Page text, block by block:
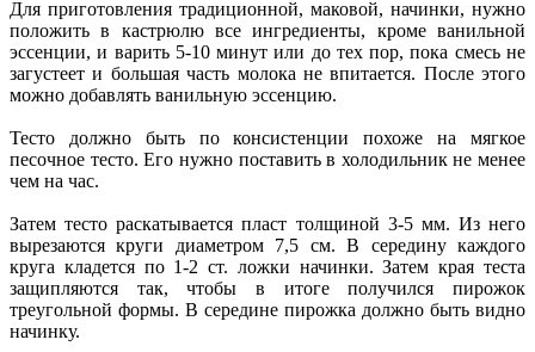
Для приготовления традиционной, маковой, начинки, нужно
положить в кастрюлю все ингредиенты, кроме ванильной
эссенции, и варить 5-10 минут или до тех пор, пока смесь не
загустеет и большая часть молока не впитается. После этого
можно добавлять ванильную эссенцию.
Тесто должно быть по консистенции похоже на мягкое
песочное тесто. Его нужно поставить в холодильник не менее
чем на час.
Затем тесто раскатывается пласт толщиной 3-5 мм. Из него
вырезаются круги диаметром 7,5 см. В середину каждого
круга кладется по 1-2 ст. ложки начинки. Затем края теста
защипляются так, чтобы в итоге получился пирожок
треугольной формы. В середине пирожка должно быть видно
начинку.